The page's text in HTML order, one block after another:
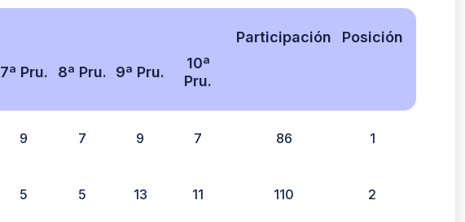
7ª Pru. 8ª Pru. 9ª Pru.
10ª
Pru.
Participación Posición
9 7 9 7 86 1
5 5 13 11 110 2